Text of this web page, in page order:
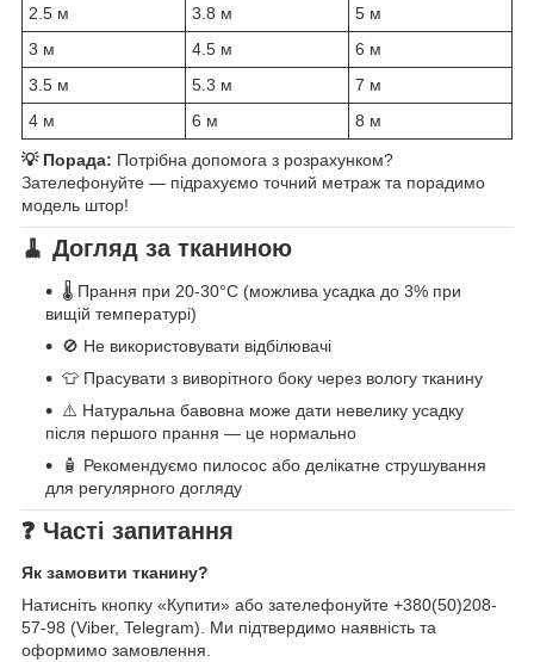
2.5 м
3.8 м
5 м
3 м
4.5 м
6 м
3.5 м
5.3 м
7 м
4 м
6 м 8 м
💡 Порада: Потрібна допомога з розрахунком?
Зателефонуйте — підрахуємо точний метраж та порадимо
модель штор!
🧹 Догляд за тканиною
🌡️ Прання при 20-30°C (можлива усадка до 3% при
вищій температурі)
🚫 Не використовувати відбілювачі
👕 Прасувати з виворітного боку через вологу тканину
⚠️ Натуральна бавовна може дати невелику усадку
після першого прання — це нормально
🧴 Рекомендуємо пилосос або делікатне струшування
для регулярного догляду
❓ Часті запитання
Як замовити тканину?
Натисніть кнопку «Купити» або зателефонуйте +380(50)208-
57-98 (Viber, Telegram). Ми підтвердимо наявність та
оформимо замовлення.